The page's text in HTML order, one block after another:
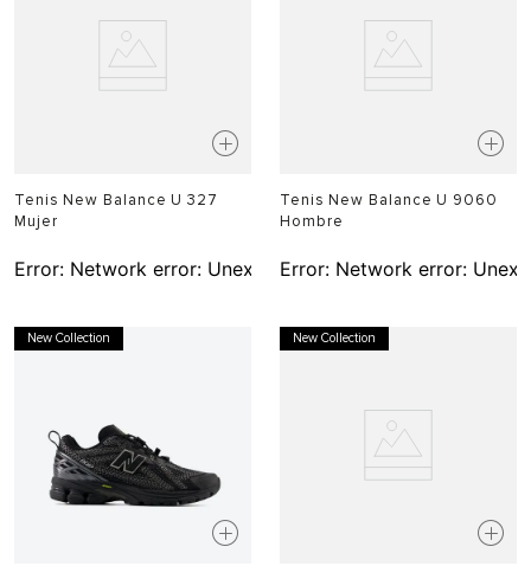
Tenis New Balance U 327
Mujer
Error: Network error: Unexpected token T in JSON at
Tenis New Balance U 9060
Hombre
Error: Network error:
New Collection New Collection